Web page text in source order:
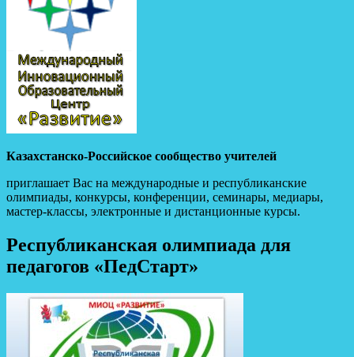
Казахстанско-Российское сообщество учителей
приглашает Вас на международные и республиканские
олимпиады, конкурсы, конференции, семинары, медиары,
мастер-классы, электронные и дистанционные курсы.
Республиканская олимпиада для
педагогов «ПедСтарт»